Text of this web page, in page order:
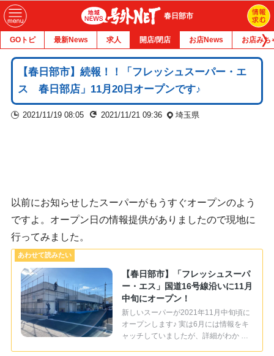
春日部市
GOトピ 最新News 求人 開店/閉店 お店News お店みち
【春日部市】続報！！「フレッシュスーパー・エ
ス 春日部店」11月20日オープンです♪
2021/11/19 08:05 2021/11/21 09:36 埼玉県
以前にお知らせしたスーパーがもうすぐオープンのよう
ですよ。オープン日の情報提供がありましたので現地に
行ってみました。
【春日部市】「フレッシュスーパ
ー・エス」国道16号線沿いに11月
中旬にオープン！
新しいスーパーが2021年11月中旬頃に
オープンします♪ 実は6月には情報をキ
ャッチしていましたが、詳細がわか …